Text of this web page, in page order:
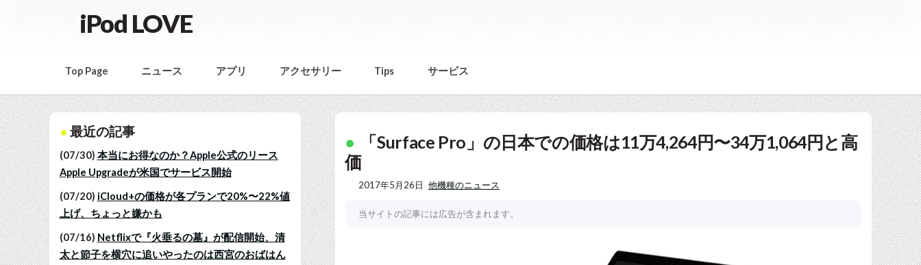
iPod LOVE
Top Page ニュース アプリ アクセサリー Tips サービス
最近の記事
(07/30) 本当にお得なのか？Apple公式のリース
Apple Upgradeが米国でサービス開始
(07/20) iCloud+の価格が各プランで20%〜22%値
上げ、ちょっと嫌かも
(07/16) Netflixで『火垂るの墓』が配信開始、清
太と節子を横穴に追いやったのは西宮のおばはん
「Surface Pro」の日本での価格は11万4,264円〜34万1,064円と高
価
2017年5月26日 他機種のニュース
当サイトの記事には広告が含まれます。